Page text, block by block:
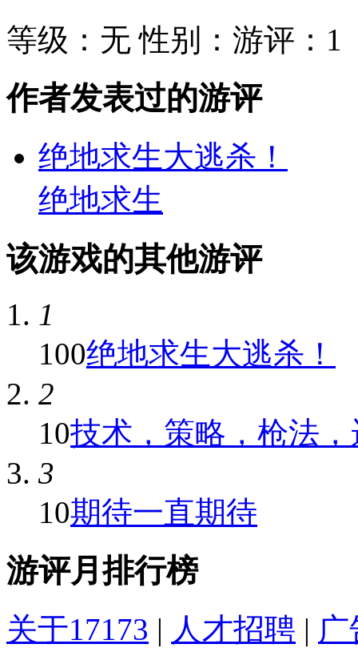
等级： 无 性别： 游评： 1
作者发表过的游评
绝地求生大逃杀！
绝地求生
该游戏的其他游评
1
100绝地求生大逃杀！
2
10技术，策略，枪法
3
10期待一直期待
游评月排行榜
关于17173 | 人才招聘 |